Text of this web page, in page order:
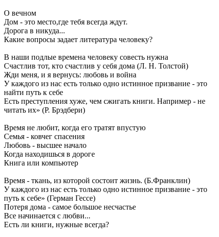
О вечном
Дом - это место,где тебя всегда ждут.
Дорога в никуда...
Какие вопросы задает литература человеку?
В наши подлые времена человеку совесть нужна
Счастлив тот, кто счастлив у себя дома (Л. Н. Толстой)
Жди меня, и я вернусь: любовь и война
У каждого из нас есть только одно истинное призвание - это
найти путь к себе
Есть преступления хуже, чем сжигать книги. Например - не
читать их» (Р. Брэдбери)
Время не любит, когда его тратят впустую
Семья - ковчег спасения
Любовь - высшее начало
Когда находишься в дороге
Книга или компьютер
Время - ткань, из которой состоит жизнь. (Б.Франклин)
У каждого из нас есть только одно истинное призвание - это
путь к себе» (Герман Гессе)
Потеря дома - самое большое несчастье
Все начинается с любви...
Есть ли книги, нужные всегда?